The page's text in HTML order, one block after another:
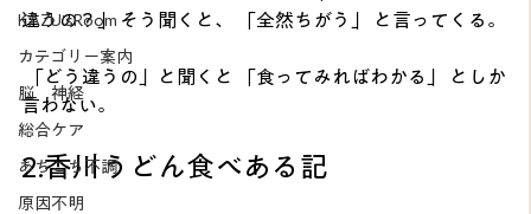
KAZU’sRoom
カテゴリー案内
脳 神経
総合ケア
あちこち不調
原因不明
違うの？」 そう聞くと、 「全然ちがう」 と言ってくる。
言わない。
2.香川うどん食べある記